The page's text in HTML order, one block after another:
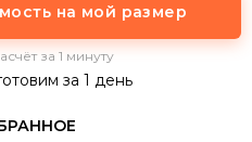
на мой размер
за 1 минуту
за 1 день